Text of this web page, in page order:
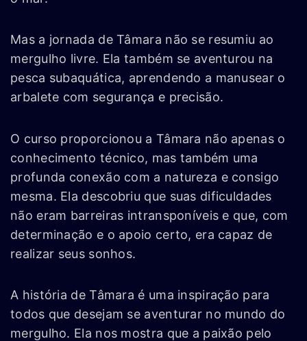
Mas a jornada de Tâmara não se resumiu ao
mergulho livre. Ela também se aventurou na
pesca subaquática, aprendendo a manusear o
arbalete com segurança e precisão.
O curso proporcionou a Tâmara não apenas o
conhecimento técnico, mas também uma
profunda conexão com a natureza e consigo
mesma. Ela descobriu que suas dificuldades
não eram barreiras intransponíveis e que, com
determinação e o apoio certo, era capaz de
realizar seus sonhos.
A história de Tâmara é uma inspiração para
todos que desejam se aventurar no mundo do
mergulho. Ela nos mostra que a paixão pelo